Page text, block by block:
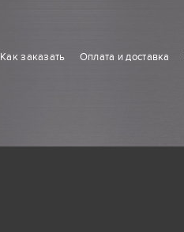
Как заказать Оплата и доставка